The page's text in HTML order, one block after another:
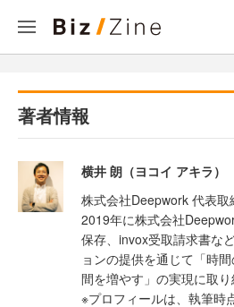
著者情報
横井 朗（ヨコイ アキラ）
株式会社Deepwork 代表取
2019年に株式会社
保存、invox受取請求書な
ョンの提供を通じて「時
間を増やす」の実現に取り
※プロフィールは、執筆時